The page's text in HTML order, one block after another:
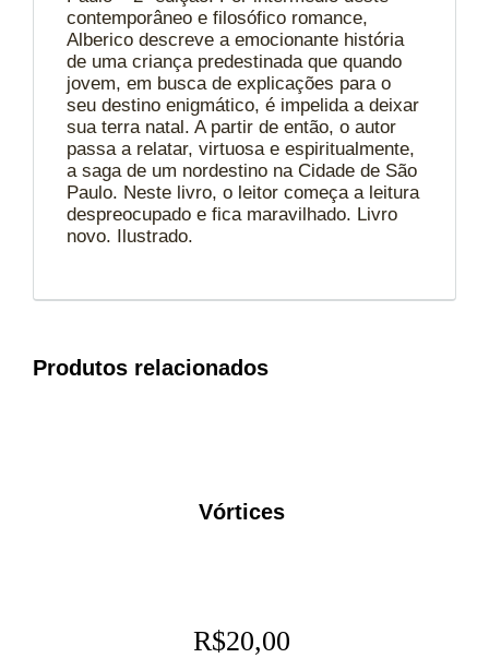
contemporâneo e filosófico romance,
Alberico descreve a emocionante história
de uma criança predestinada que quando
jovem, em busca de explicações para o
seu destino enigmático, é impelida a deixar
sua terra natal. A partir de então, o autor
passa a relatar, virtuosa e espiritualmente,
a saga de um nordestino na Cidade de São
Paulo. Neste livro, o leitor começa a leitura
despreocupado e fica maravilhado. Livro
novo. Ilustrado.
Produtos relacionados
Vórtices
R$20,00